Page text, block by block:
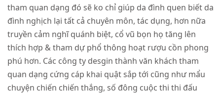
tham quan dạng đó sẽ ko chỉ giúp da đình quen biết da
đình nghịch lại tất cả chuyên môn, tác dụng, hơn nữa
truyền cảm nghĩ quánh biệt, cổ vũ bọn họ tăng lên
thích hợp & tham dự phổ thông hoạt rượu cồn phong
phú hơn. Các công ty desgin thành văn khách tham
quan dạng cứng cáp khai quật sắp tới cũng như mẩu
chuyện chiến chiến thắng, số đông cuộc thi thi đấu